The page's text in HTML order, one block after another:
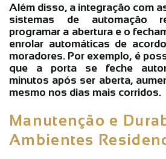
Além disso, a integração com
sistemas de automação
programar a abertura e o
enrolar automáticas de
moradores. Por exemplo, é
que a porta se feche
minutos após ser aberta,
mesmo nos dias mais corridos.
Manutenção e
Ambientes